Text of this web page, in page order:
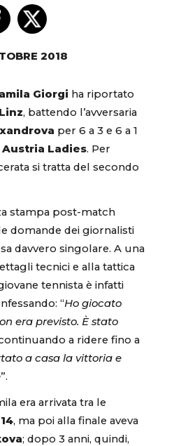
2018
Giorgi ha riportato
Linz, battendo l’avversaria
per 6 a 3 e 6 a 1
Austria Ladies. Per
si tratta del secondo
stampa post-match
domande dei giornalisti
davvero singolare. A una
tecnici e alla tattica
tennista è infatti
“Ho giocato
era previsto. È stato
a ridere fino a
a casa la vittoria e
”.
era arrivata tra le
, ma poi alla finale aveva
; dopo 3 anni, quindi,